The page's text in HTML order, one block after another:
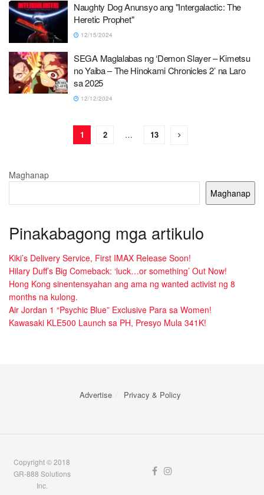
Naughty Dog Anunsyo ang "Intergalactic: The
Heretic Prophet"
12/15/2024
SEGA Maglalabas ng ‘Demon Slayer – Kimetsu
no Yaiba – The Hinokami Chronicles 2’ na Laro
sa 2025
12/12/2024
1 2 … 13
Maghanap
Maghanap
Pinakabagong mga artikulo
Kiki’s Delivery Service, First IMAX Release Soon!
Hilary Duff’s Big Comeback: ‘luck…or something’ Out Now!
Hong Kong sinentensyahan ang ama ng wanted activist ng 8
months na kulong.
Air Jordan 1 “Psychic Blue” Exclusive Para sa Women!
Kawasaki KLE500 Launch sa PH, Presyo Mula 341K!
Advertise Privacy & Policy
Copyright © 2018
GR-888 Solutions
Inc.